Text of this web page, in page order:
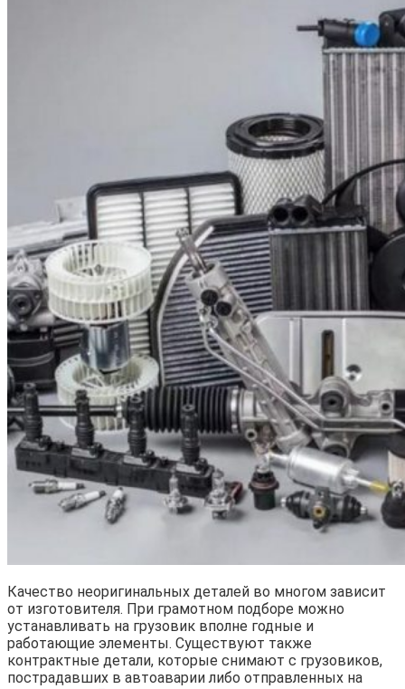
Качество неоригинальных деталей во многом зависит
от изготовителя. При грамотном подборе можно
устанавливать на грузовик вполне годные и
работающие элементы. Существуют также
контрактные детали, которые снимают с грузовиков,
пострадавших в автоаварии либо отправленных на